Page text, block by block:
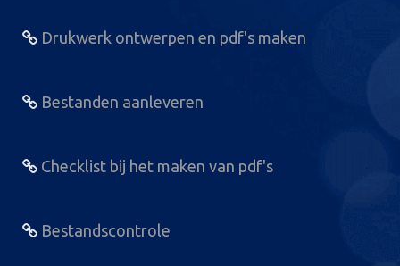
Drukwerk ontwerpen en pdf's maken
Bestanden aanleveren
Checklist bij het maken van pdf's
Bestandscontrole